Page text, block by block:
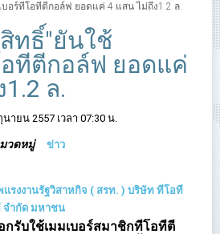
บอร์ทีโอทีตีกอล์ฟ ยอดแค่ 4 แสน ไม่ถึง1.2 ล.
ทธิ์"ยันใช้
อทีตีกอล์ฟ ยอดแค่
ล.
ายน 2557 เวลา 07:30 น.
วดหมู่ ข่าว
รงงานรัฐวิสาหกิจ ( สรท. ) บริษัท ทีโอที
จำกัด มหาชน
รับใช้เมมเบอร์สมาชิกทีโอทีตี